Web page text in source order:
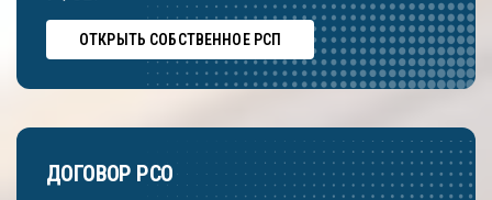
ОТКРЫТЬ СОБСТВЕННОЕ РСП
ДОГОВОР РСО